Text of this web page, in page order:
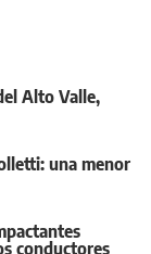
Alto Valle,
una menor
conductores